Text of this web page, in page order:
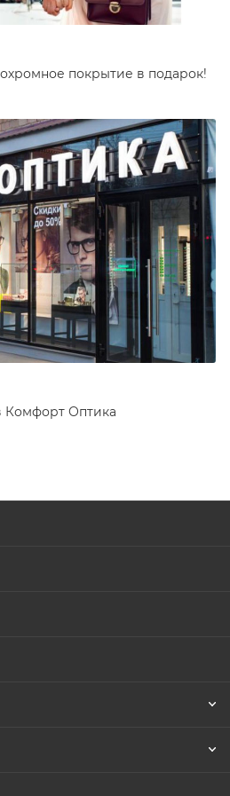
покрытие в подарок!
Комфорт Оптика